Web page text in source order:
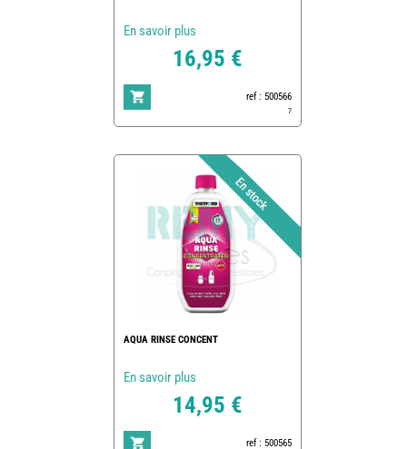
En savoir plus
16,95 €
ref : 500566
7
AQUA RINSE CONCENT
En savoir plus
14,95 €
ref : 500565